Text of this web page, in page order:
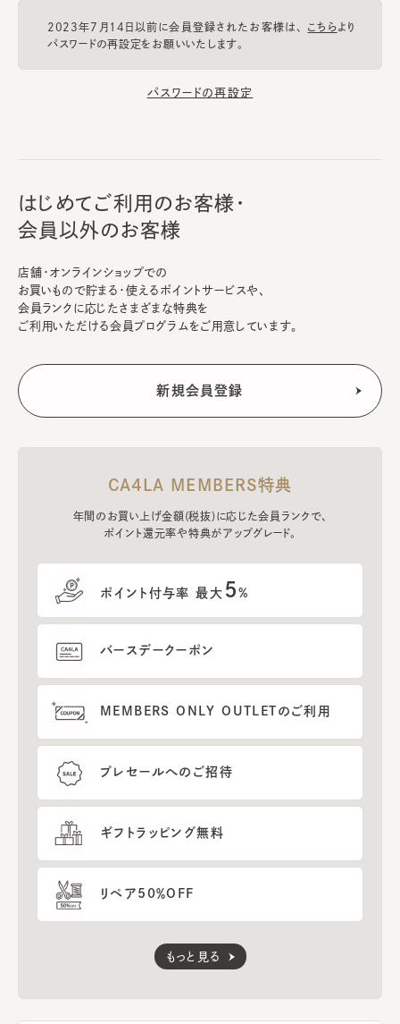
2023年7月14日以前に会員登録されたお客様は、 こちらより
パスワードの再設定をお願いいたします。
パスワードの再設定
はじめてご利用のお客様・
会員以外のお客様
店舗・オンラインショップでの
お買いもので貯まる・使えるポイントサービスや、
会員ランクに応じたさまざまな特典を
ご利用いただける会員プログラムをご用意しています。
CA4LA MEMBERS特典
年間のお買い上げ金額(税抜)に応じた会員ランクで、
ポイント還元率や特典がアップグレード。
ポイント付与率 最大 5%
バースデークーポン
MEMBERS ONLY OUTLETのご利用
プレセールへのご招待
ギフトラッピング無料
リペア50％OFF
もっと見る